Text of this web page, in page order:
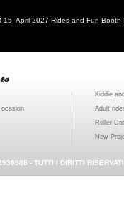
April 2027 Rides and Fun Booth
Kiddie
Adult
Roller
New
- TUTTI I DIRITTI RISERVATI